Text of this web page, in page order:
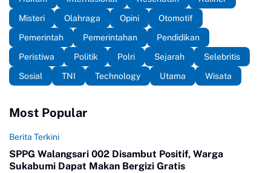
Misteri
Olahraga Opini
Otomotif
Pemerintah
Pemerintahan
Pendidikan
Peristiwa
Politik Polri Sejarah
Selebritis
Sosial
TNI Technology Utama Wisata
Most Popular
Berita Terkini
SPPG Walangsari 002 Disambut Positif, Warga
Sukabumi Dapat Makan Bergizi Gratis